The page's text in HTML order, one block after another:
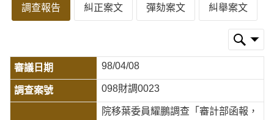
調查報告 糾正案文 彈劾案文 糾舉案文
98/04/08
098財調0023
院移葉委員耀鵬調查「審計部函報，